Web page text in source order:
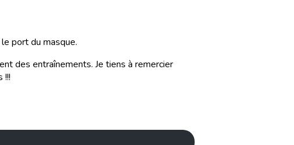
port du masque.
des entraînements. Je tiens à remercier
!!!